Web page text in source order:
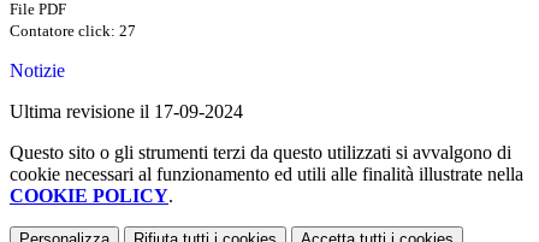
File PDF
Contatore click: 27
Notizie
Ultima revisione il 17-09-2024
Questo sito o gli strumenti terzi da questo utilizzati si avvalgono di
cookie necessari al funzionamento ed utili alle finalità illustrate nella
COOKIE POLICY.